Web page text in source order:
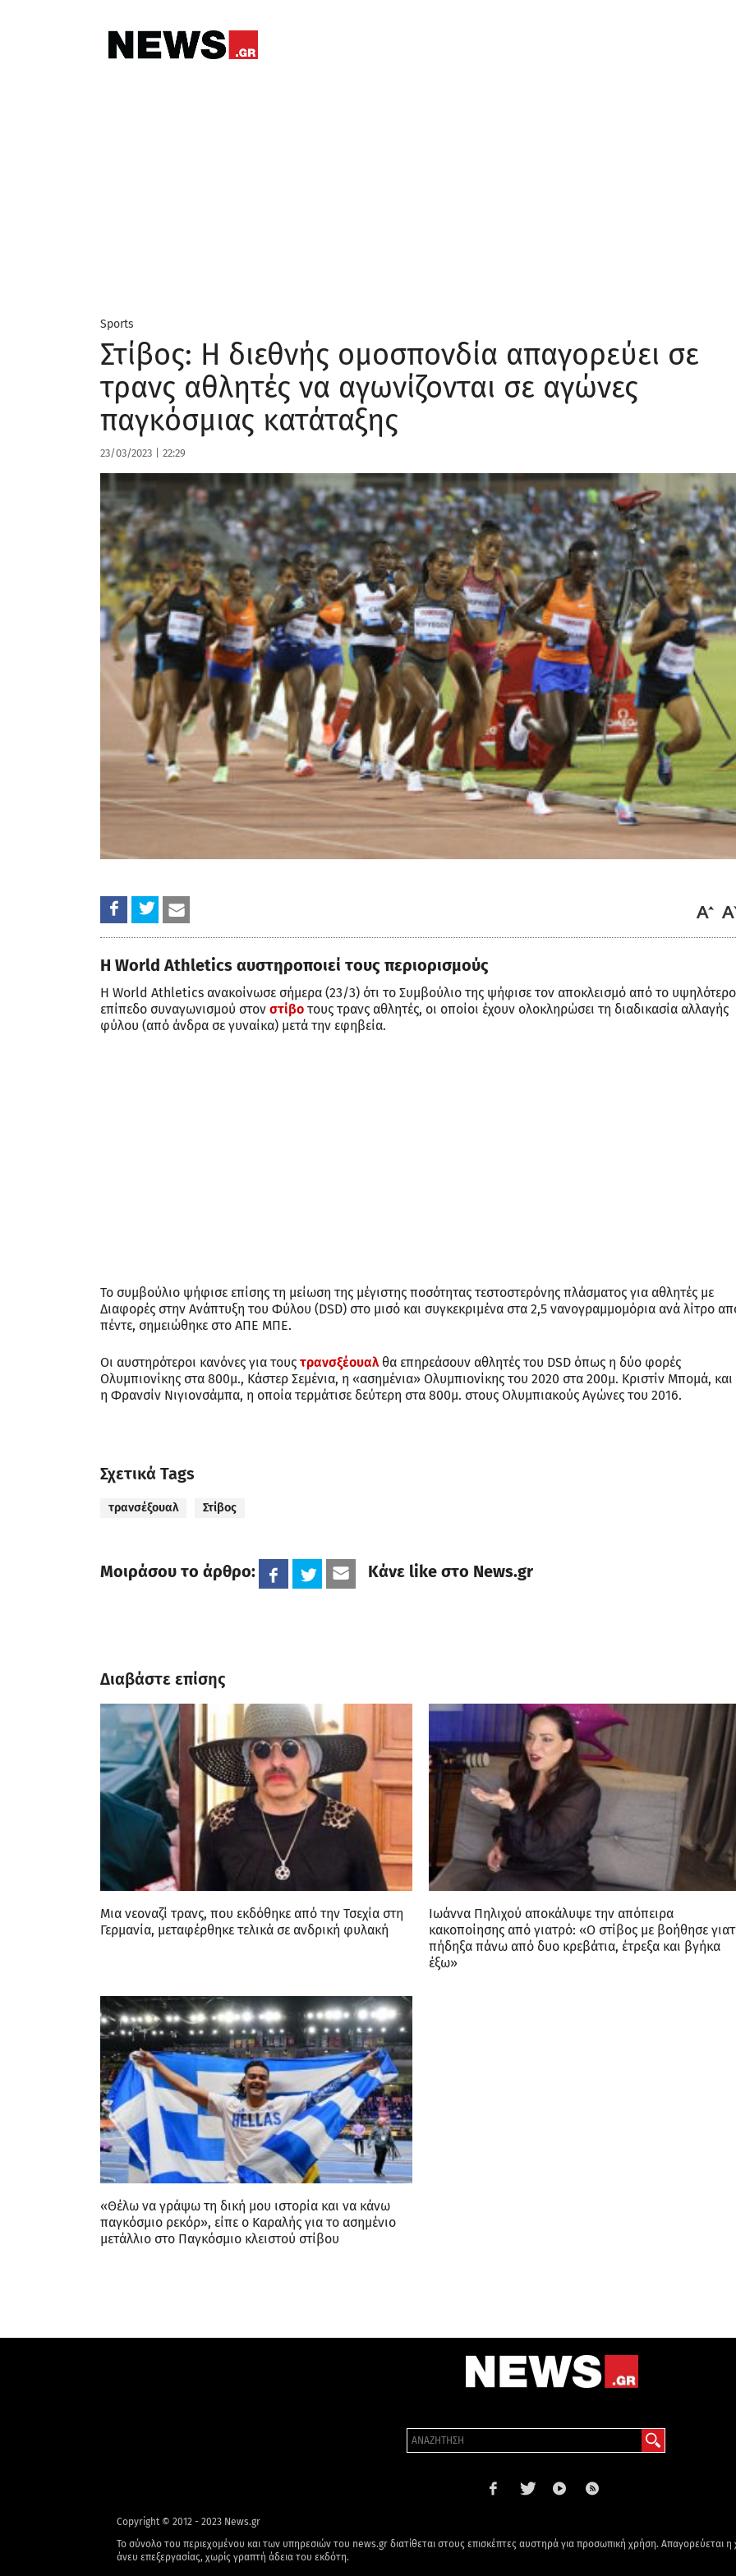
Sports
Στίβος: Η διεθνής ομοσπονδία απαγορεύει σε
τρανς αθλητές να αγωνίζονται σε αγώνες
παγκόσμιας κατάταξης
23/03/2023 22:29
Η World Athletics αυστηροποιεί τους περιορισμούς
Η World Athletics ανακοίνωσε σήμερα (23/3) ότι το Συμβούλιο της ψήφισε τον αποκλεισμό από το υψηλότερο
επίπεδο συναγωνισμού στον στίβο τους τρανς αθλητές, οι οποίοι έχουν ολοκληρώσει τη διαδικασία αλλαγής
φύλου (από άνδρα σε γυναίκα) μετά την εφηβεία.
Το συμβούλιο ψήφισε επίσης τη μείωση της μέγιστης ποσότητας τεστοστερόνης πλάσματος για αθλητές με
Διαφορές στην Ανάπτυξη του Φύλου (DSD) στο μισό και συγκεκριμένα στα 2,5 νανογραμμομόρια ανά λίτρο
πέντε, σημειώθηκε στο ΑΠΕ ΜΠΕ.
Οι αυστηρότεροι κανόνες για τους τρανσξέουαλθα επηρεάσουν αθλητές του DSD όπως η δύο φορές
Ολυμπιονίκης στα 800μ., Κάστερ Σεμένια, η «ασημένια» Ολυμπιονίκης του 2020 στα 200μ. Κριστίν Μπομά, και
η Φρανσίν Νιγιονσάμπα, η οποία τερμάτισε δεύτερη στα 800μ. στους Ολυμπιακούς Αγώνες του 2016.
Σχετικά Tags
τρανσέξουαλ Στίβος
Μοιράσου το άρθρο: Κάνε like στο News.gr
Διαβάστε επίσης
Μια νεοναζί τρανς, που εκδόθηκε από την Τσεχία στη
Γερμανία, μεταφέρθηκε τελικά σε ανδρική φυλακή
Ιωάννα Πηλιχού αποκάλυψε την απόπειρα
κακοποίησης από γιατρό: «Ο στίβος με βοήθησε
πήδηξα πάνω από δυο κρεβάτια, έτρεξα και βγήκα
έξω»
«Θέλω να γράψω τη δική μου ιστορία και να κάνω
παγκόσμιο ρεκόρ», είπε ο Καραλής για το ασημένιο
μετάλλιο στο Παγκόσμιο κλειστού στίβου
Copyright © 2012 - 2023 News.gr
Το σύνολο του περιεχομένου και των υπηρεσιών του news.gr διατίθεται στους επισκέπτες αυστηρά για προσωπική χρήση.
άνευ επεξεργασίας, χωρίς γραπτή άδεια του εκδότη.